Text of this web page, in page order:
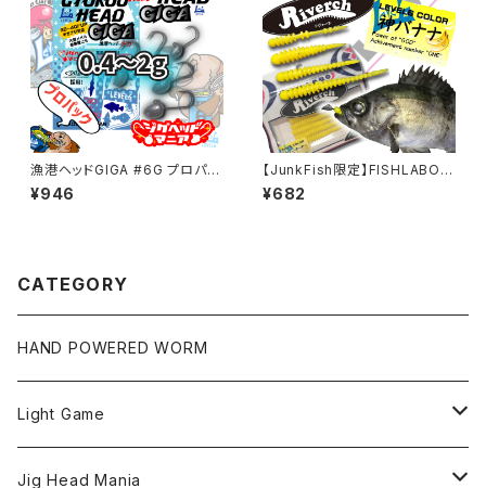
漁港ヘッドGIGA #6G プロパッ
ク 0.4～2g【JigHead Mani
a】
¥946
【JunkFish限定】FISHLABO×
レベロクコラボ「神バナナ」
¥682
CATEGORY
HAND POWERED WORM
Light Game
LightGame Worm
Jig Head Mania